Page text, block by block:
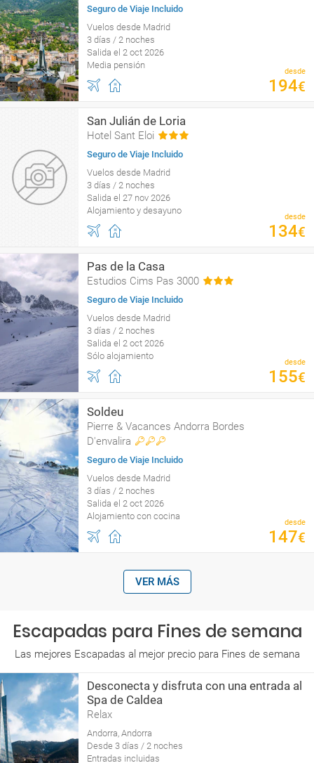
Seguro de Viaje Incluido
Vuelos desde Madrid
3 días / 2 noches
Salida el 2 oct 2026
Media pensión
desde
194€
San Julián de Loria
Hotel Sant Eloi
Seguro de Viaje Incluido
Vuelos desde Madrid
3 días / 2 noches
Salida el 27 nov 2026
Alojamiento y desayuno
desde
134€
Pas de la Casa
Estudios Cims Pas 3000
Seguro de Viaje Incluido
Vuelos desde Madrid
3 días / 2 noches
Salida el 2 oct 2026
Sólo alojamiento
desde
155€
Soldeu
Pierre & Vacances Andorra Bordes
D'envalira
Seguro de Viaje Incluido
Vuelos desde Madrid
3 días / 2 noches
Salida el 2 oct 2026
Alojamiento con cocina
desde
147€
VER MÁS
Escapadas para Fines de semana
Las mejores Escapadas al mejor precio para Fines de semana
Desconecta y disfruta con una entrada al
Spa de Caldea
Relax
Andorra, Andorra
Desde 3 días / 2 noches
Entradas incluidas